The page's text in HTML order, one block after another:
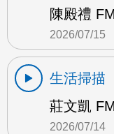
陳殿禮
2026/07/15
生活掃描
莊文凱
2026/07/14